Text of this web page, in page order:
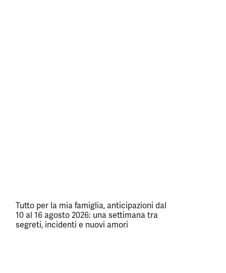
Tutto per la mia famiglia, anticipazioni dal
10 al 16 agosto 2026: una settimana tra
segreti, incidenti e nuovi amori